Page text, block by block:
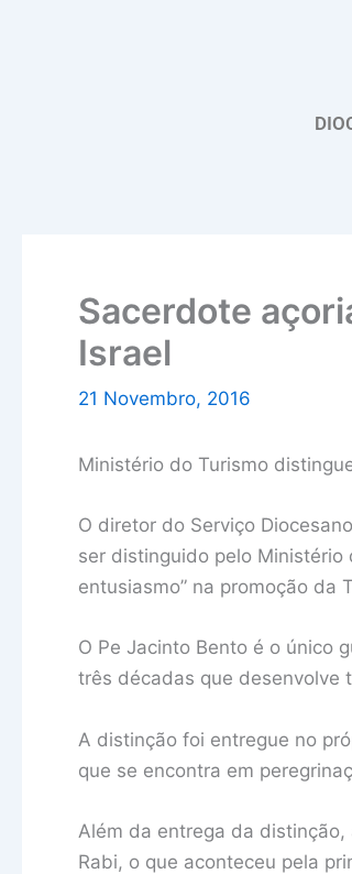
Sacerdote
Israel
21 Novembro, 2016
Ministério do Turismo
O diretor do Serviço
ser distinguido pelo Ministério
entusiasmo” na promoção da
O Pe Jacinto Bento é o único
três décadas que desenvolve
A distinção foi entregue no
que se encontra em
Além da entrega da
Rabi, o que aconteceu pela